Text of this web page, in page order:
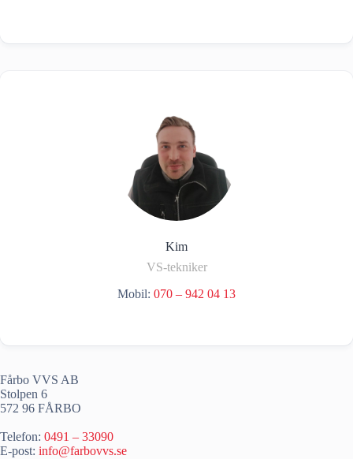
Kim
VS-tekniker
Mobil: 070 – 942 04 13
Fårbo VVS AB
Stolpen 6
572 96 FÅRBO
Telefon: 0491 – 33090
E-post: info@farbovvs.se